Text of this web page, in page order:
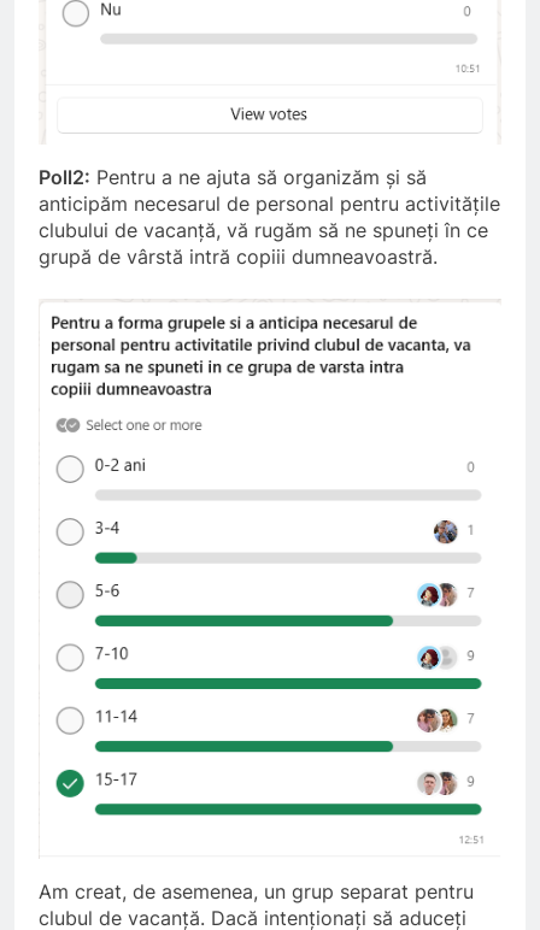
Poll2: Pentru a ne ajuta să organizăm și să
anticipăm necesarul de personal pentru activitățile
clubului de vacanță, vă rugăm să ne spuneți în ce
grupă de vârstă intră copiii dumneavoastră.
Am creat, de asemenea, un grup separat pentru
clubul de vacanță. Dacă intenționați să aduceți
Walsall for All
MEDIA